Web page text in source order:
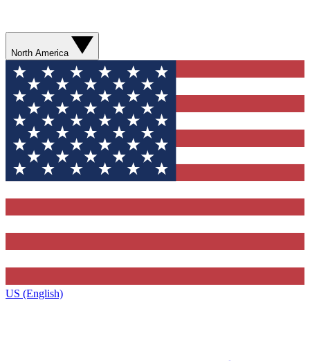
North America
US (English)